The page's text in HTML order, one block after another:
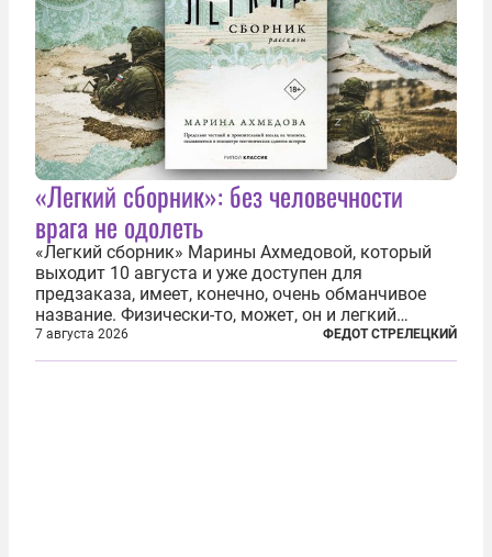
«Легкий сборник»: без человечности
врага не одолеть
«Легкий сборник» Марины Ахмедовой, который
выходит 10 августа и уже доступен для
предзаказа, имеет, конечно, очень обманчивое
название. Физически-то, может, он и легкий
относительно. Но метафизически —
безотносительно тяжелый. Десять рассказов,
7 августа 2026 ФЕДОТ СТРЕЛЕЦКИЙ